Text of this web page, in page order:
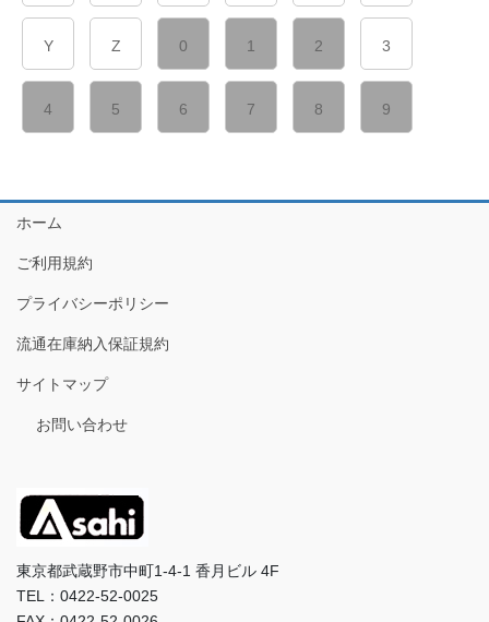
Y Z 0 1 2 3
4 5 6 7 8 9
ホーム
ご利用規約
プライバシーポリシー
流通在庫納入保証規約
サイトマップ
お問い合わせ
東京都武蔵野市中町1-4-1 香月ビル 4F
TEL：0422-52-0025